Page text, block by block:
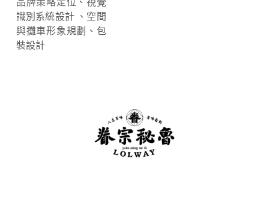
品牌策略定位、視覺
識別系統設計 、空間
與攤車形象規劃、包
裝設計